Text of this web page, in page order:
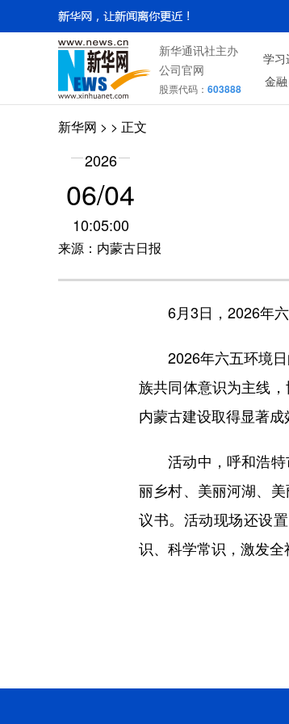
新华通讯社主办
公司官网
股票代码： 603888
学习
金融
新华网 > > 正文
2026
06/04
10:05:00
来源：内蒙古日报
6月3日，2026年六
2026年六五环境日
族共同体意识为主线
内蒙古建设取得显著成
活动中，呼和浩特
丽乡村、美丽河湖、
议书。活动现场还设
识、科学常识，激发全